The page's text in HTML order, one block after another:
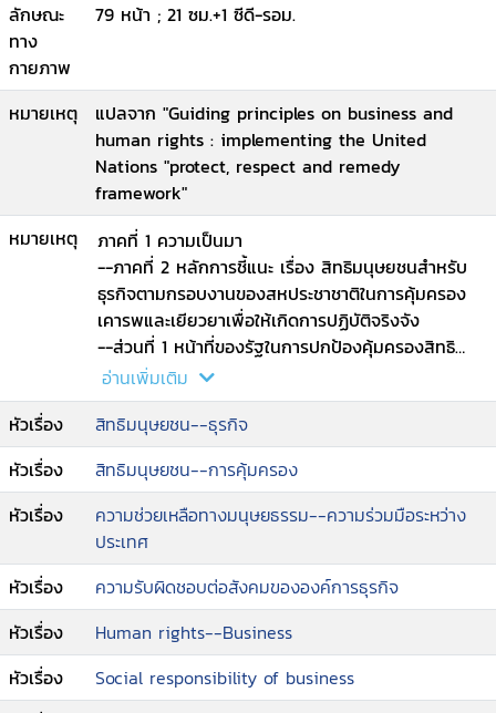
ลักษณะ
ทาง
กายภาพ
79 หน้า ; 21 ซม.+1 ซีดี-รอม.
หมายเหตุ
แปลจาก "Guiding principles on business and
human rights : implementing the United
Nations "protect, respect and remedy
framework"
หมายเหตุ
ภาคที่ 1 ความเป็นมา
--ภาคที่ 2 หลักการชี้แนะ เรื่อง สิทธิมนุษยชนสำหรับ
ธุรกิจตามกรอบงานของสหประชาชาติในการคุ้มครอง
เคารพและเยียวยาเพื่อให้เกิดการปฏิบัติจริงจัง
--ส่วนที่ 1 หน้าที่ของรัฐในการปกป้องคุ้มครองสิทธิ
มนุษยชน (The State duty to protect human
rights)
--ก. หลักการพื้นฐาน
--ข.หลักการในการดำเนินการ
--ส่วนที่ 2 ความรับผิดชอบของภาคธุรกิจในการเคารพ
หลักสิทธิมนุษยชน (The corporate responsibility
to respect human rights)
--ก. หลักการพื้นฐาน
--ข.หลักการในการดำเนินการ
--ส่วนที่ 3 การเข้าถึงการเยียวยา (Access to
remedy)
--ก. หลักการพื้นฐาน
--ข.หลักการในการดำเนินการ.
อ่านเพิ่มเติม
หัวเรื่อง
สิทธิมนุษยชน--ธุรกิจ
หัวเรื่อง
สิทธิมนุษยชน--การคุ้มครอง
หัวเรื่อง
ความช่วยเหลือทางมนุษยธรรม--ความร่วมมือระหว่าง
ประเทศ
หัวเรื่อง
ความรับผิดชอบต่อสังคมขององค์การธุรกิจ
หัวเรื่อง
Human rights--Business
หัวเรื่อง
Social responsibility of business